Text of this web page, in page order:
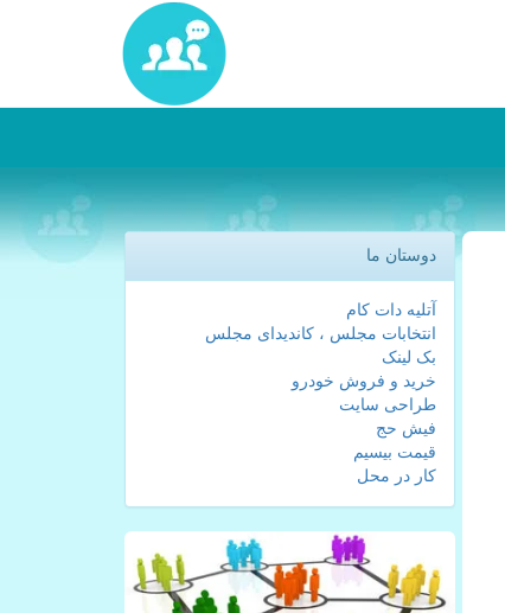
دوستان ما
آتلیه دات کام
انتخابات مجلس ، کاندیدای مجلس
بک لینک
خرید و فروش خودرو
طراحی سایت
فیش حج
قیمت بیسیم
کار در محل